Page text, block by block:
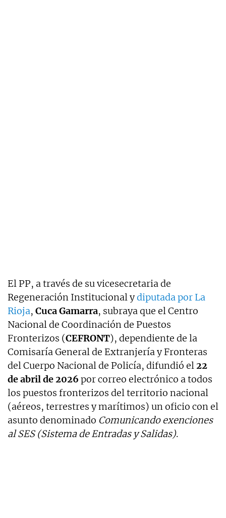
El PP, a través de su vicesecretaria de
Regeneración Institucional ydiputada por La
Rioja, Cuca Gamarra, subraya que el Centro
Nacional de Coordinación de Puestos
Fronterizos (CEFRONT), dependiente de la
Comisaría General de Extranjería y Fronteras
del Cuerpo Nacional de Policía, difundió el22
de abril de 2026 por correo electrónico a todos
los puestos fronterizos del territorio nacional
(aéreos, terrestres y marítimos) un oficio con el
asunto denominado Comunicando exenciones
al SES (Sistema de Entradas y Salidas).